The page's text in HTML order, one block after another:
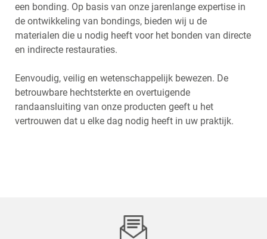
een bonding. Op basis van onze jarenlange expertise in
de ontwikkeling van bondings, bieden wij u de
materialen die u nodig heeft voor het bonden van directe
en indirecte restauraties.
Eenvoudig, veilig en wetenschappelijk bewezen. De
betrouwbare hechtsterkte en overtuigende
randaansluiting van onze producten geeft u het
vertrouwen dat u elke dag nodig heeft in uw praktijk.